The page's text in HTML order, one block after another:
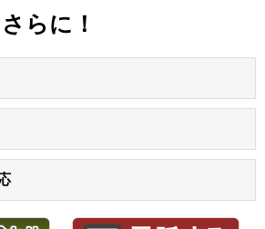
らに！